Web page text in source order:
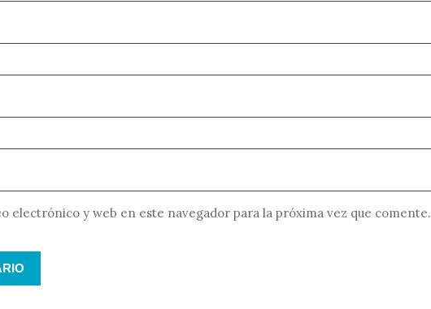
electrónico y web en este navegador para la próxima vez que comente.